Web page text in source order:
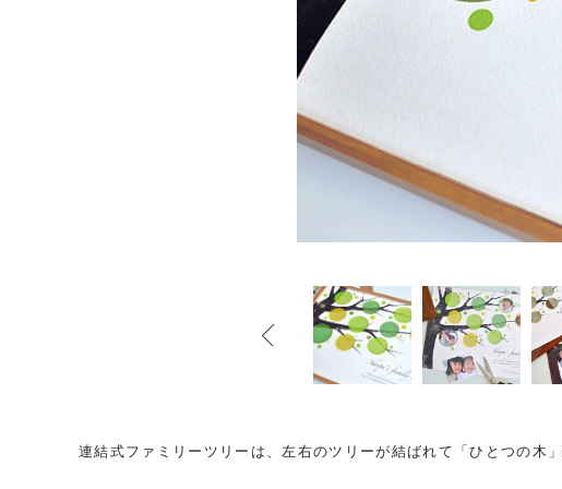
連結式ファミリーツリーは、左右のツリーが結ばれて「ひとつの木」